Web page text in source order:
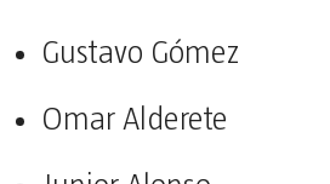
Gustavo Gómez
Omar Alderete